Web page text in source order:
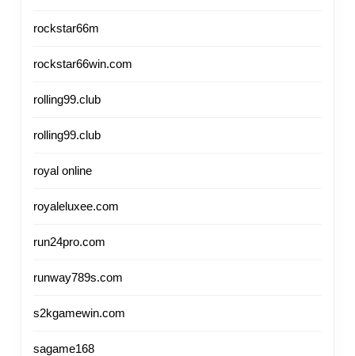
rockstar66m
rockstar66win.com
rolling99.club
rolling99.club
royal online
royaleluxee.com
run24pro.com
runway789s.com
s2kgamewin.com
sagame168